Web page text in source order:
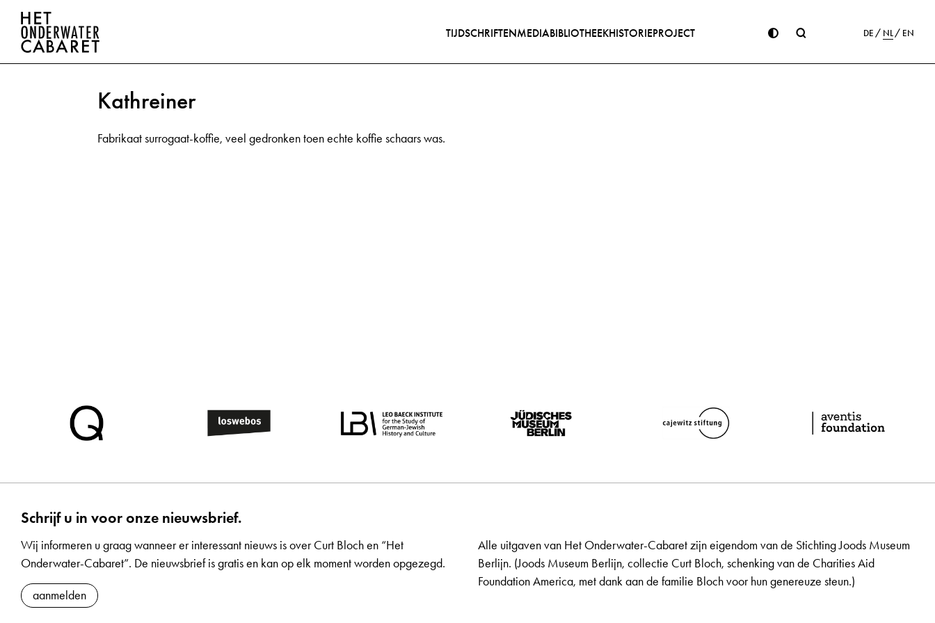
TIJDSCHRIFTENMEDIABIBLIOTHEEKHISTORIEPROJECT DE NL EN
Kathreiner
Fabrikaat surrogaat-koffie, veel gedronken toen echte koffie schaars was.
Schrijf u in voor onze nieuwsbrief.
Wij informeren u graag wanneer er interessant nieuws is over Curt Bloch en “Het
Onderwater-Cabaret”. De nieuwsbrief is gratis en kan op elk moment worden opgezegd.
aanmelden
Alle uitgaven van Het Onderwater-Cabaret zijn eigendom van de Stichting Joods Museum
Berlijn. (Joods Museum Berlijn, collectie Curt Bloch, schenking van de Charities Aid
Foundation America, met dank aan de familie Bloch voor hun genereuze steun.)